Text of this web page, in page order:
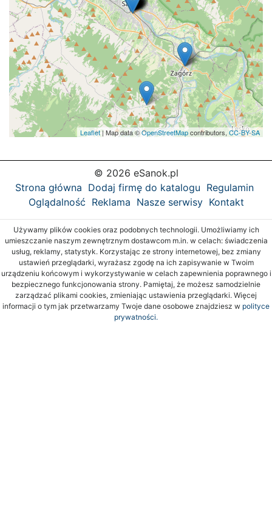
Leaflet | Map data ©OpenStreetMapcontributors, CC-BY-SA
© 2026 eSanok.pl
Strona główna Dodaj firmę do katalogu Regulamin
Oglądalność Reklama Nasze serwisy Kontakt
Używamy plików cookies oraz podobnych technologii. Umożliwiamy ich
umieszczanie naszym zewnętrznym dostawcom m.in. w celach: świadczenia
usług, reklamy, statystyk. Korzystając ze strony internetowej, bez zmiany
ustawień przeglądarki, wyrażasz zgodę na ich zapisywanie w Twoim
urządzeniu końcowym i wykorzystywanie w celach zapewnienia poprawnego i
bezpiecznego funkcjonowania strony. Pamiętaj, że możesz samodzielnie
zarządzać plikami cookies, zmieniając ustawienia przeglądarki. Więcej
informacji o tym jak przetwarzamy Twoje dane osobowe znajdziesz w polityce
prywatności.